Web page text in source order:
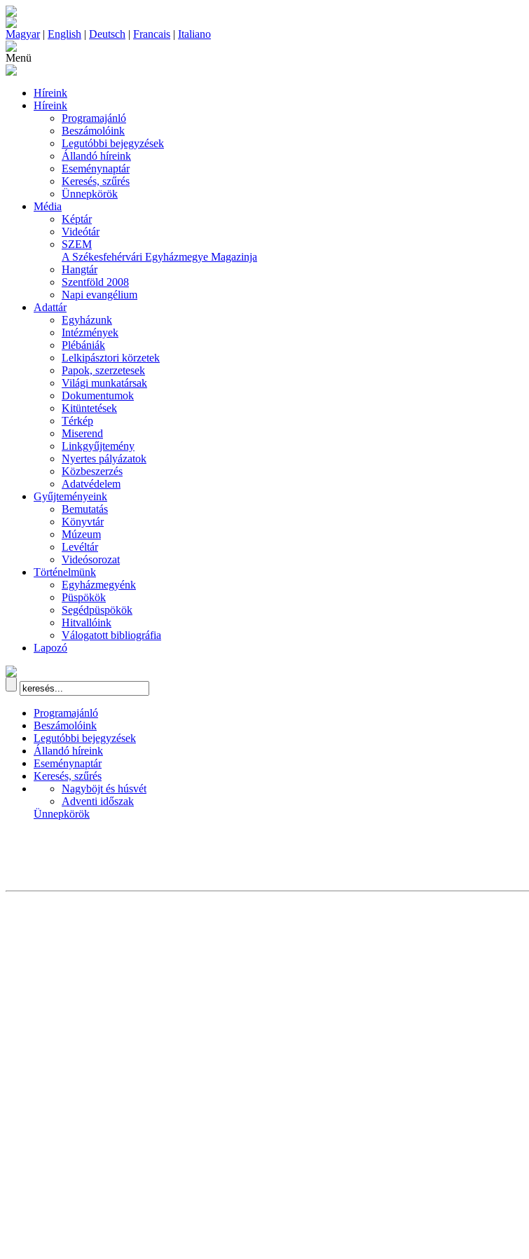
Magyar| English | Deutsch | Francais | Italiano
Menü
Híreink
Híreink
Programajánló
Beszámolóink
Legutóbbi bejegyzések
Állandó híreink
Eseménynaptár
Keresés, szűrés
Ünnepkörök
Média
Képtár
Videótár
SZEM
A Székesfehérvári Egyházmegye Magazinja
Hangtár
Szentföld 2008
Napi evangélium
Adattár
Egyházunk
Intézmények
Plébániák
Lelkipásztori körzetek
Papok, szerzetesek
Világi munkatársak
Dokumentumok
Kitüntetések
Térkép
Miserend
Linkgyűjtemény
Nyertes pályázatok
Közbeszerzés
Adatvédelem
Gyűjteményeink
Bemutatás
Könyvtár
Múzeum
Levéltár
Videósorozat
Történelmünk
Egyházmegyénk
Püspökök
Segédpüspökök
Hitvallóink
Válogatott bibliográfia
Lapozó
Programajánló
Beszámolóink
Legutóbbi bejegyzések
Állandó híreink
Eseménynaptár
Keresés, szűrés
Nagyböjt és húsvét
Adventi időszak
Ünnepkörök